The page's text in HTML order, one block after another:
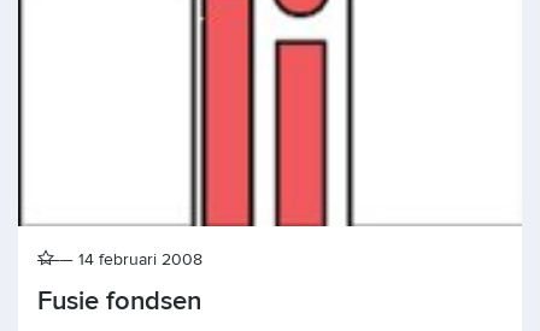
Fusie fondsen
14 februari 2008